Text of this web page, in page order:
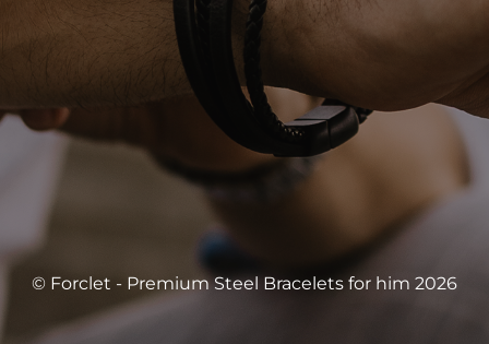
© Forclet - Premium Steel Bracelets for him 2026